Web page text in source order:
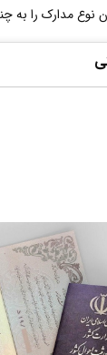
نوع مدارک را به